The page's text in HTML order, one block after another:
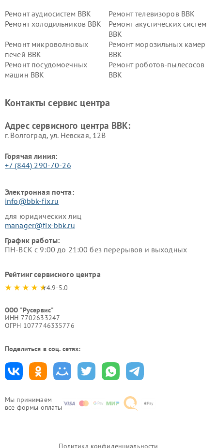
Мы принимаем
все формы оплаты
Ремонт аудиосистем BBK
Ремонт телевизоров BBK
Ремонт холодильников BBK
Ремонт акустических систем
BBK
Ремонт микроволновых
печей BBK
Ремонт морозильных камер
BBK
Ремонт посудомоечных
машин BBK
Ремонт роботов-пылесосов
BBK
Ремонт винных шкафов BBK
Контакты сервис центра
Адрес сервисного центра BBK:
г. Волгоград, ул. Невская, 12В
Горячая линия:
+7 (844) 290-70-26
Электронная почта:
info@bbk-fix.ru
для юридических лиц
manager@fix-bbk.ru
График работы:
ПН-ВСК с 9:00 до 21:00 без перерывов и выходных
Рейтинг сервисного центра
4.9-5.0
ООО "Русервис"
ИНН 7702633247
ОГРН 1077746335776
Поделиться в соц. сетях:
Политика конфиденциальности